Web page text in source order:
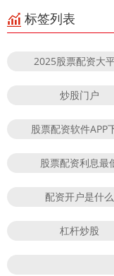
标签列表
2025股票配资大
炒股门户
股票配资软件APP
股票配资利息最
配资开户是什么
杠杆炒股